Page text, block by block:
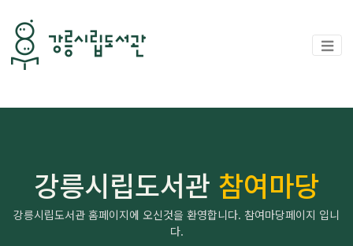
강릉시립도서관 참여마당
강릉시립도서관 홈페이지에 오신것을 환영합니다. 참여마당페이지 입니
다.